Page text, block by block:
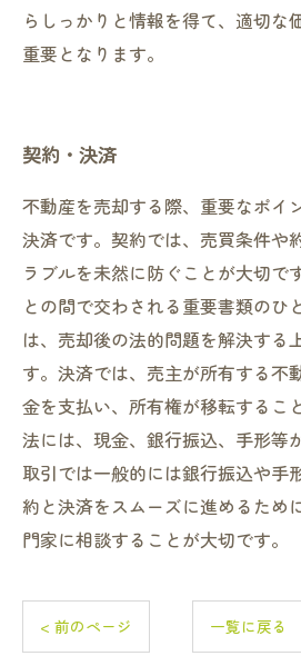
らしっかりと情報を得て、適切な
重要となります。
契約・決済
不動産を売却する際、重要なポイ
決済です。契約では、売買条件や
ラブルを未然に防ぐことが大切で
との間で交わされる重要書類のひ
は、売却後の法的問題を解決する
す。決済では、売主が所有する不
金を支払い、所有権が移転するこ
法には、現金、銀行振込、手形等
取引では一般的には銀行振込や手
約と決済をスムーズに進めるため
門家に相談することが大切です。
< 前のページ 一覧に戻る